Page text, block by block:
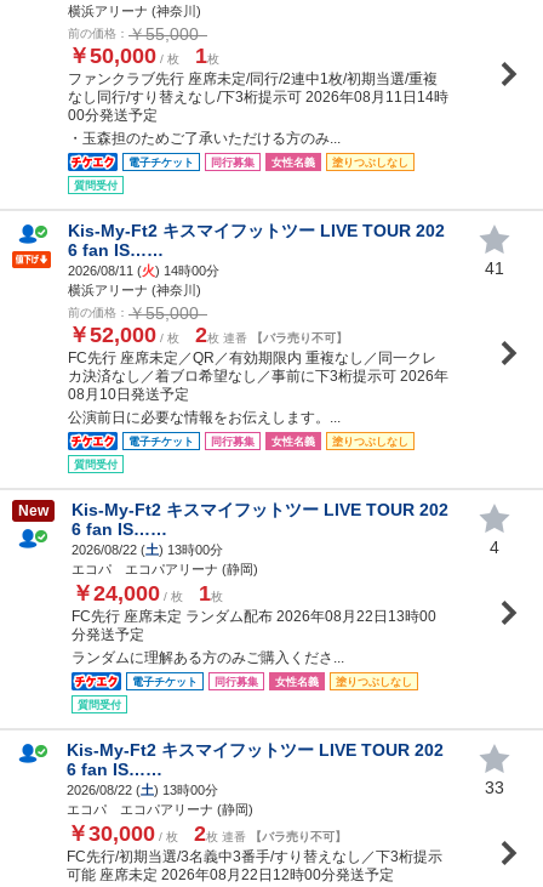
横浜アリーナ (神奈川)
前の価格： ￥55,000
￥50,000 / 枚 1枚
ファンクラブ先行 座席未定/同行/2連中1枚/初期当選/重複
なし同行/すり替えなし/下3桁提示可 2026年08月11日14時
00分発送予定
・玉森担のためご了承いただける方のみ...
電子チケット 同行募集 女性名義
塗りつぶしなし
質問受付
Kis-My-Ft2 キスマイフットツー LIVE TOUR 202
6 fan IS……
2026/08/11 (火) 14時00分
横浜アリーナ (神奈川)
前の価格： ￥55,000
￥52,000 / 枚 2枚 連番 【バラ売り不可】
FC先行 座席未定／QR／有効期限内 重複なし／同一クレ
カ決済なし／着ブロ希望なし／事前に下3桁提示可 2026年
08月10日発送予定
公演前日に必要な情報をお伝えします。...
電子チケット 同行募集 女性名義
塗りつぶしなし
質問受付
41
New
Kis-My-Ft2 キスマイフットツー LIVE TOUR 202
6 fan IS……
2026/08/22 (土) 13時00分
エコパ エコパアリーナ (静岡)
￥24,000 / 枚 1枚
FC先行 座席未定 ランダム配布 2026年08月22日13時00
分発送予定
ランダムに理解ある方のみご購入くださ...
電子チケット 同行募集 女性名義
塗りつぶしなし
質問受付
4
Kis-My-Ft2 キスマイフットツー LIVE TOUR 202
6 fan IS……
2026/08/22 (土) 13時00分
エコパ エコパアリーナ (静岡)
￥30,000 / 枚 2枚 連番 【バラ売り不可】
FC先行/初期当選/3名義中3番手/すり替えなし／下3桁提示
可能 座席未定 2026年08月22日12時00分発送予定
33